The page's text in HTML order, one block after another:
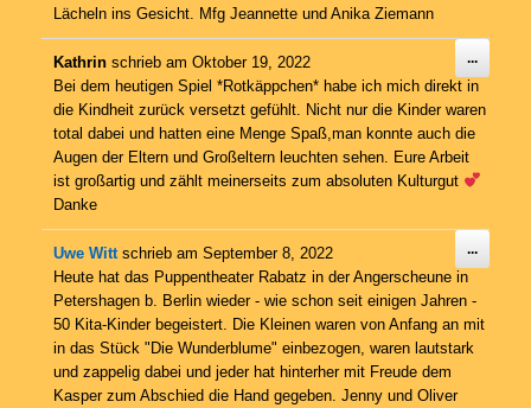
Lächeln ins Gesicht. Mfg Jeannette und Anika Ziemann
Kathrin schrieb am Oktober 19, 2022
Bei dem heutigen Spiel *Rotkäppchen* habe ich mich direkt in
die Kindheit zurück versetzt gefühlt. Nicht nur die Kinder waren
total dabei und hatten eine Menge Spaß,man konnte auch die
Augen der Eltern und Großeltern leuchten sehen. Eure Arbeit
ist großartig und zählt meinerseits zum absoluten Kulturgut
Danke
...
ein-/
Uwe Witt schrieb am September 8, 2022
Heute hat das Puppentheater Rabatz in der Angerscheune in
Petershagen b. Berlin wieder - wie schon seit einigen Jahren -
50 Kita-Kinder begeistert. Die Kleinen waren von Anfang an mit
in das Stück "Die Wunderblume" einbezogen, waren lautstark
und zappelig dabei und jeder hat hinterher mit Freude dem
Kasper zum Abschied die Hand gegeben. Jenny und Oliver
...